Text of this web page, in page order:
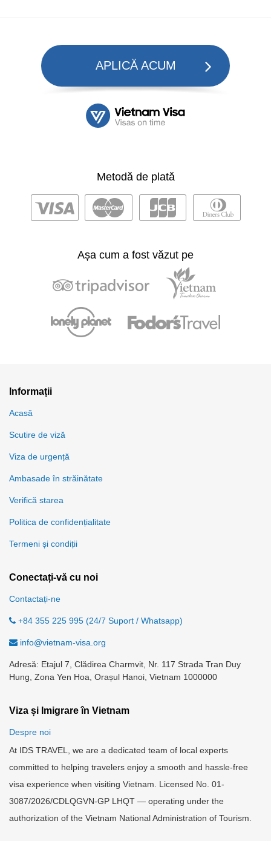
APLICĂ ACUM
Metodă de plată
Așa cum a fost văzut pe
Informații
Acasă
Scutire de viză
Viza de urgență
Ambasade în străinătate
Verifică starea
Politica de confidențialitate
Termeni și condiții
Conectați-vă cu noi
Contactați-ne
+84 355 225 995 (24/7 Suport / Whatsapp)
info@vietnam-visa.org
Adresă: Etajul 7, Clădirea Charmvit, Nr. 117 Strada Tran Duy
Hung, Zona Yen Hoa, Orașul Hanoi, Vietnam 1000000
Viza și Imigrare în Vietnam
Despre noi
At IDS TRAVEL, we are a dedicated team of local experts
committed to helping travelers enjoy a smooth and hassle-free
visa experience when visiting Vietnam. Licensed No. 01-
3087/2026/CDLQGVN-GP LHQT — operating under the
authorization of the Vietnam National Administration of Tourism.